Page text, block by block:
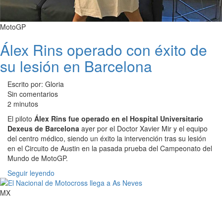
MotoGP
Álex Rins operado con éxito de
su lesión en Barcelona
Escrito por: Gloria
Sin comentarios
2 minutos
El piloto Álex Rins fue operado en el Hospital Universitario
Dexeus de Barcelona ayer por el Doctor Xavier Mir y el equipo
del centro médico, siendo un éxito la intervención tras su lesión
en el Circuito de Austin en la pasada prueba del Campeonato del
Mundo de MotoGP.
Seguir leyendo
MX